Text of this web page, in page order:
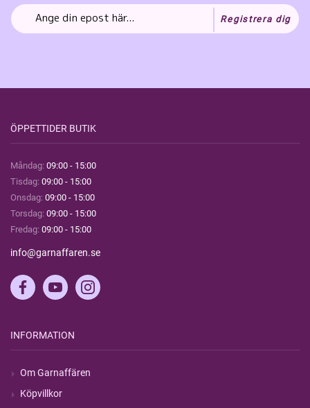
Registrera dig
ÖPPETTIDER BUTIK
Måndag: 09:00 - 15:00
Tisdag: 09:00 - 15:00
Onsdag: 09:00 - 15:00
Torsdag: 09:00 - 15:00
Fredag: 09:00 - 15:00
info@garnaffaren.se
INFORMATION
Om Garnaffären
Köpvillkor